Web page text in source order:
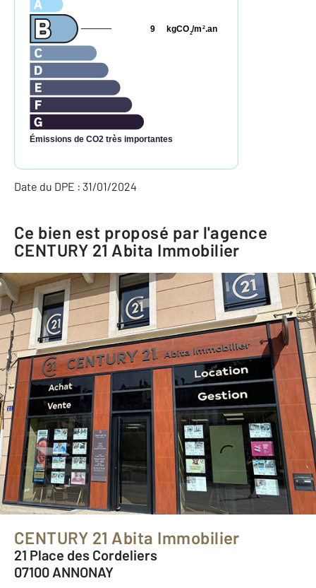
Émissions de CO2 très importantes
kgCO2/m 2.an
9
Date du DPE : 31/01/2024
Ce bien est proposé par l'agence
CENTURY 21 Abita Immobilier
CENTURY 21 Abita Immobilier
21 Place des Cordeliers
07100 ANNONAY